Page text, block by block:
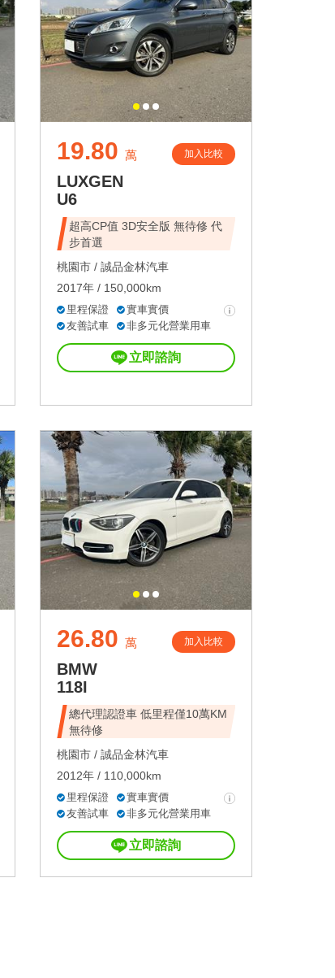
19.80 萬 加入比較
LUXGEN
U6
超高CP值 3D安全版 無待修 代
步首選
桃園市 / 誠品金林汽車
2017年 / 150,000km
里程保證
實車實價
友善試車
非多元化營業用車
立即諮詢
26.80 萬 加入比較
BMW
118I
總代理認證車 低里程僅10萬KM
無待修
桃園市 / 誠品金林汽車
2012年 / 110,000km
里程保證
實車實價
友善試車
非多元化營業用車
立即諮詢